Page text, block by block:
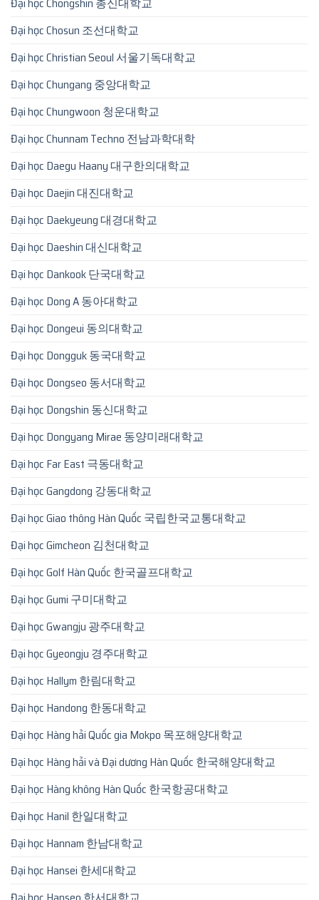
Đại học Chosun 조선대학교
Đại học Christian Seoul 서울기독대학교
Đại học Chungang 중앙대학교
Đại học Chungwoon 청운대학교
Đại học Chunnam Techno 전남과학대학
Đại học Daegu Haany 대구한의대학교
Đại học Daejin 대진대학교
Đại học Daekyeung 대경대학교
Đại học Daeshin 대신대학교
Đại học Dankook 단국대학교
Đại học Dong A 동아대학교
Đại học Dongeui 동의대학교
Đại học Dongguk 동국대학교
Đại học Dongseo 동서대학교
Đại học Dongshin 동신대학교
Đại học Dongyang Mirae 동양미래대학교
Đại học Far East 극동대학교
Đại học Gangdong 강동대학교
Đại học Giao thông Hàn Quốc 국립한국교통대학교
Đại học Gimcheon 김천대학교
Đại học Golf Hàn Quốc 한국골프대학교
Đại học Gumi 구미대학교
Đại học Gwangju 광주대학교
Đại học Gyeongju 경주대학교
Đại học Hallym 한림대학교
Đại học Handong 한동대학교
Đại học Hàng hải Quốc gia Mokpo 목포해양대학교
Đại học Hàng hải và Đại dương Hàn Quốc 한국해양대학교
Đại học Hàng không Hàn Quốc 한국항공대학교
Đại học Hanil 한일대학교
Đại học Hannam 한남대학교
Đại học Hansei 한세대학교